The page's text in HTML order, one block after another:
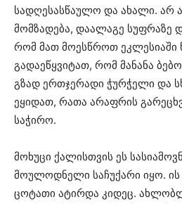
სადღესასწაულო და ახალი. არ
მომზადება, დაალაგე სუფრაზე
რომ მათ მოესწროთ ეკლესიაში
გადაეწყვიტათ, რომ მანანა
გზად ერთჯერადი ჭურჭელი და
ეყიდათ, რათა არაფრის
საჭირო.
მოხუცი ქალისთვის ეს
მოულოდნელი საჩუქარი იყო. ის
ცოტათი ატირდა კიდეც.